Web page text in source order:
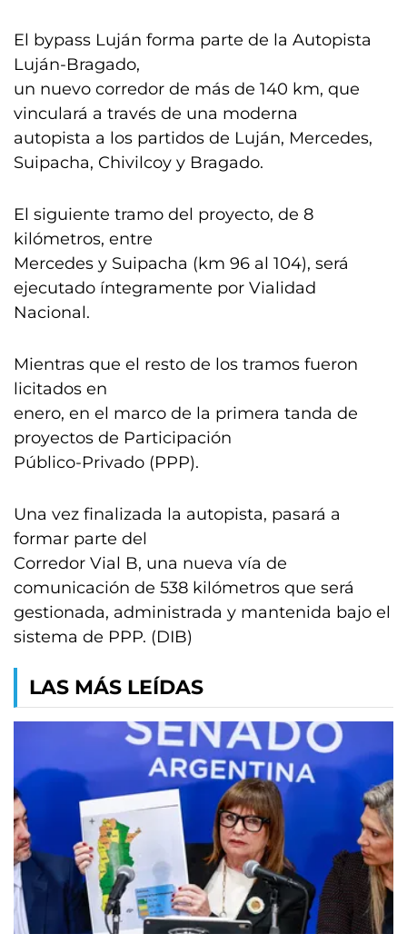
El bypass Luján forma parte de la Autopista
Luján-Bragado,
un nuevo corredor de más de 140 km, que
vinculará a través de una moderna
autopista a los partidos de Luján, Mercedes,
Suipacha, Chivilcoy y Bragado.
El siguiente tramo del proyecto, de 8
kilómetros, entre
Mercedes y Suipacha (km 96 al 104), será
ejecutado íntegramente por Vialidad
Nacional.
Mientras que el resto de los tramos fueron
licitados en
enero, en el marco de la primera tanda de
proyectos de Participación
Público-Privado (PPP).
Una vez finalizada la autopista, pasará a
formar parte del
Corredor Vial B, una nueva vía de
comunicación de 538 kilómetros que será
gestionada, administrada y mantenida bajo el
sistema de PPP. (DIB)
LAS MÁS LEÍDAS